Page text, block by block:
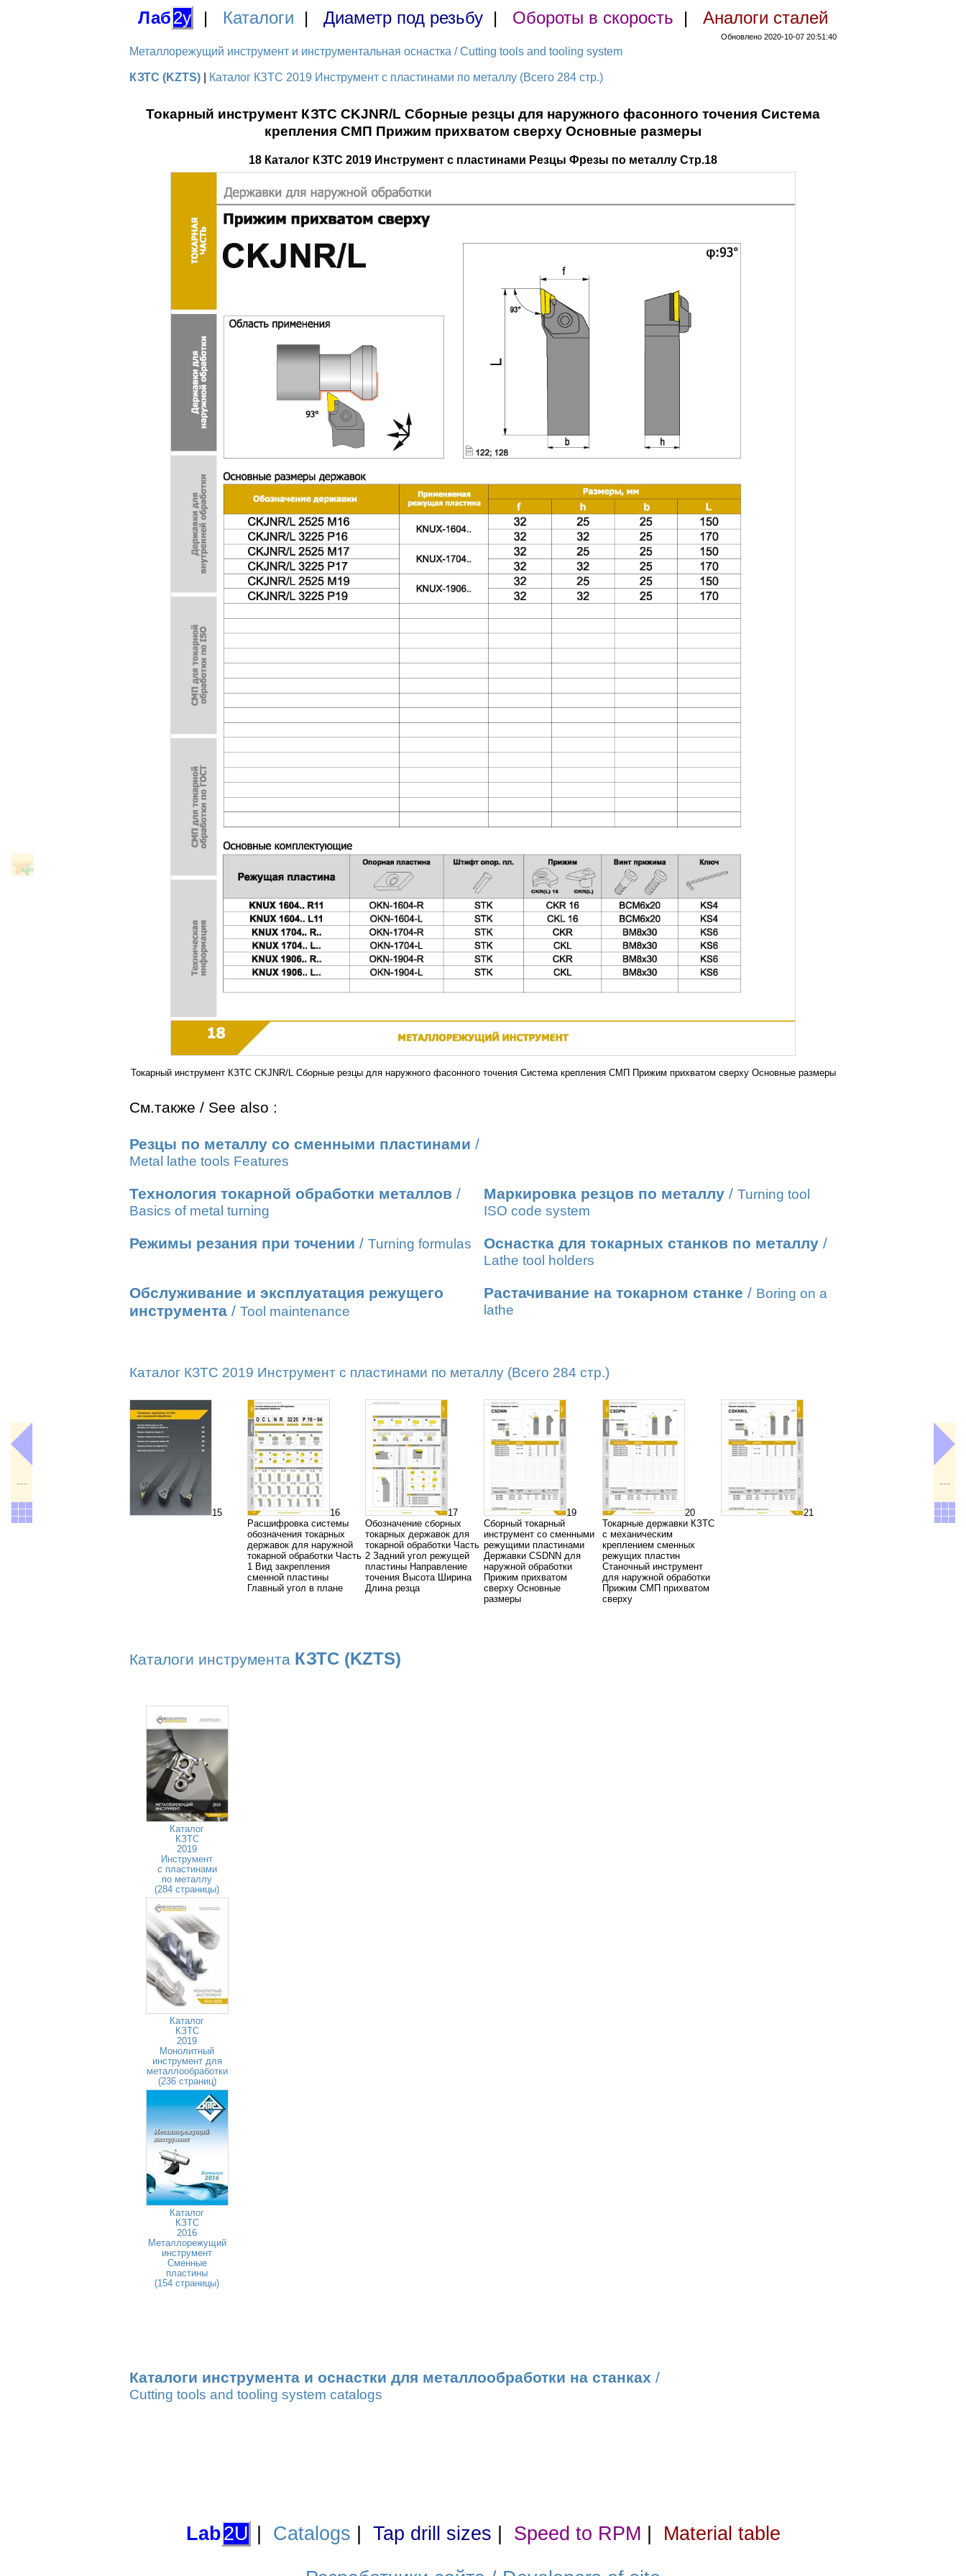
Лаб2у | Каталоги | Диаметр под резьбу | Обороты в скорость | Аналоги сталей
Обновлено 2020-10-07 20:51:40
Металлорежущий инструмент и инструментальная оснастка / Cutting tools and tooling system
КЗТС (KZTS) Каталог КЗТС 2019 Инструмент с пластинами по металлу (Всего 284 стр.)
Токарный инструмент КЗТС CKJNR/L Сборные резцы для наружного фасонного точения Система
крепления СМП Прижим прихватом сверху Основные размеры
18 Каталог КЗТС 2019 Инструмент с пластинами Резцы Фрезы по металлу Стр.18
Токарный инструмент КЗТС CKJNR/L Сборные резцы для наружного фасонного точения Система крепления СМП Прижим прихватом сверху Основные размеры
См.также / See also :
Резцы по металлу со сменными пластинами /
Metal lathe tools Features
Технология токарной обработки металлов /
Basics of metal turning
Маркировка резцов по металлу / Turning tool
ISO code system
Режимы резания при точении / Turning formulas Оснастка для токарных станков по металлу /
Lathe tool holders
Обслуживание и эксплуатация режущего
инструмента / Tool maintenance
Растачивание на токарном станке / Boring on a
lathe
Каталог КЗТС 2019 Инструмент с пластинами по металлу (Всего 284 стр.)
15
16
Расшифровка системы
обозначения токарных
державок для наружной
токарной обработки Часть
1 Вид закрепления
сменной пластины
Главный угол в плане
17
Обозначение сборных
токарных державок для
токарной обработки Часть
2 Задний угол режущей
пластины Направление
точения Высота Ширина
Длина резца
19
Сборный токарный
инструмент со сменными
режущими пластинами
Державки CSDNN для
наружной обработки
Прижим прихватом
сверху Основные
размеры
20
Токарные державки КЗТС
с механическим
креплением сменных
режущих пластин
Станочный инструмент
для наружной обработки
Прижим СМП прихватом
сверху
21
Каталоги инструмента КЗТС (KZTS)
Каталог
КЗТС
2019
Инструмент
с пластинами
по металлу
(284 страницы)
Каталог
КЗТС
2019
Монолитный
инструмент для
металлообработки
(236 страниц)
Каталог
КЗТС
2016
Металлорежущий
инструмент
Сменные
пластины
(154 страницы)
Каталоги инструмента и оснастки для металлообработки на станках /
Cutting tools and tooling system catalogs
--- ---
Lab2U Catalogs Tap drill sizes Speed to RPM Material table